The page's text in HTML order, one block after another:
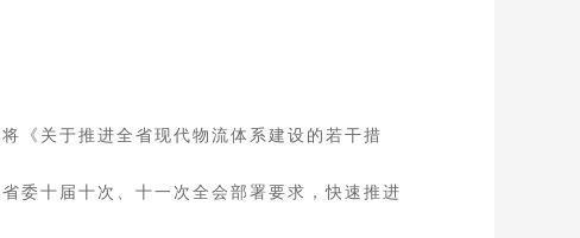
关于推进全省现代物流体系建设的若干措
十届十次、十一次全会部署要求，快速推进